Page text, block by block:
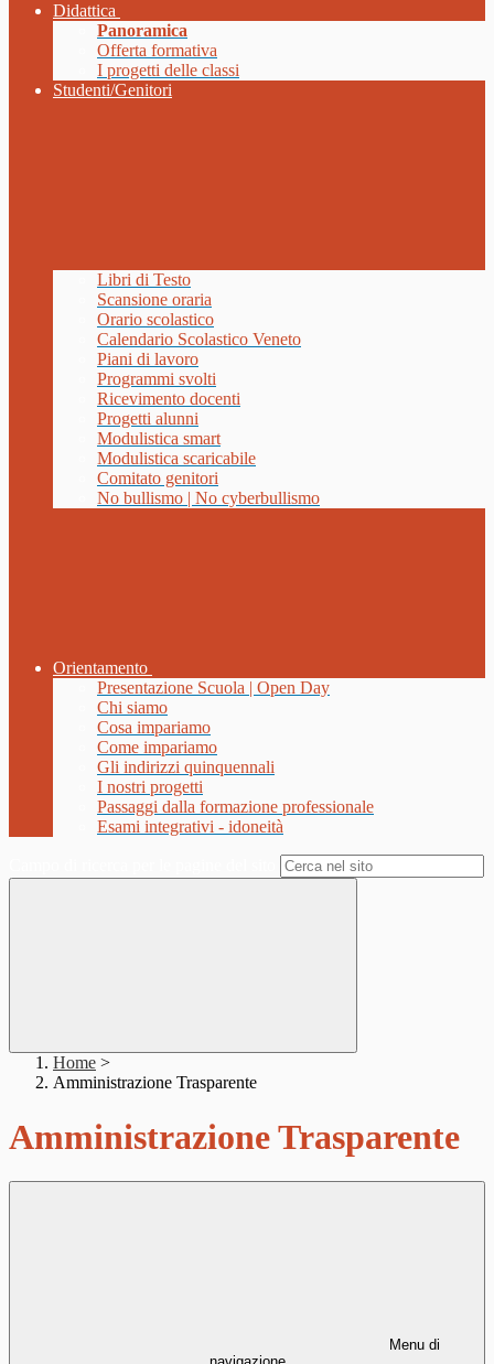
Didattica
Panoramica
Offerta formativa
I progetti delle classi
Studenti/Genitori
Libri di Testo
Scansione oraria
Orario scolastico
Calendario Scolastico Veneto
Piani di lavoro
Programmi svolti
Ricevimento docenti
Progetti alunni
Modulistica smart
Modulistica scaricabile
Comitato genitori
No bullismo | No cyberbullismo
Orientamento
Presentazione Scuola | Open Day
Chi siamo
Cosa impariamo
Come impariamo
Gli indirizzi quinquennali
I nostri progetti
Passaggi dalla formazione professionale
Esami integrativi - idoneità
Home >
Amministrazione Trasparente
Amministrazione Trasparente
Menu di